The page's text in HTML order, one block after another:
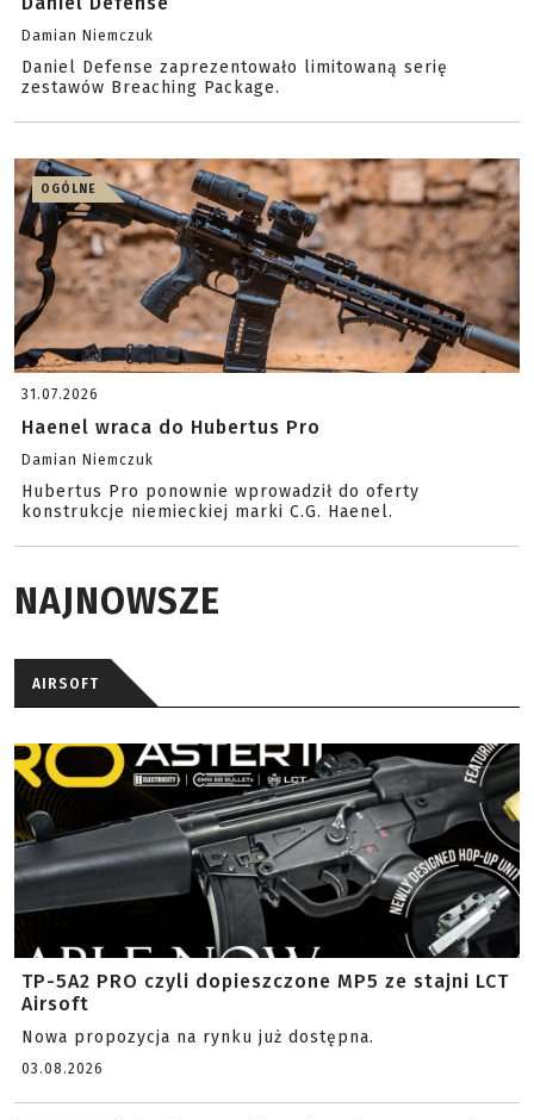
Damian Niemczuk
Daniel Defense zaprezentowało limitowaną serię
zestawów Breaching Package.
OGÓLNE
31.07.2026
Haenel wraca do Hubertus Pro
Damian Niemczuk
Hubertus Pro ponownie wprowadził do oferty
konstrukcje niemieckiej marki C.G. Haenel.
NAJNOWSZE
AIRSOFT
TP-5A2 PRO czyli dopieszczone MP5 ze stajni LCT
Airsoft
Nowa propozycja na rynku już dostępna.
03.08.2026